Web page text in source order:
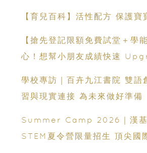
【育兒百科】活性配方 保護寶
【搶先登記限額免費試堂＋學
心！想幫小朋友成績快速
學校專訪｜百卉九江書院 雙語
習與現實連接 為未來做好準備
Summer Camp 2026｜漢基
STEM夏令營限